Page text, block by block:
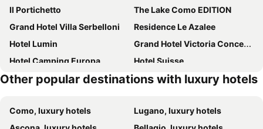
Il Portichetto
The Lake Como EDITION
Grand Hotel Villa Serbelloni
Residence Le Azalee
Hotel Lumin
Grand Hotel Victoria Concept & Spa, By R Collection Hotels
Hotel Camping Europa
Hotel Suisse
Crimea Wine Hotel
Appartamenti Il Medeghino
Other popular destinations with luxury hotels
Como, luxury hotels
Lugano, luxury hotels